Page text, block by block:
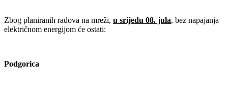
Zbog planiranih radova na mreži, u srijedu 08. jula, bez napajanja
električnom energijom će ostati:
Podgorica